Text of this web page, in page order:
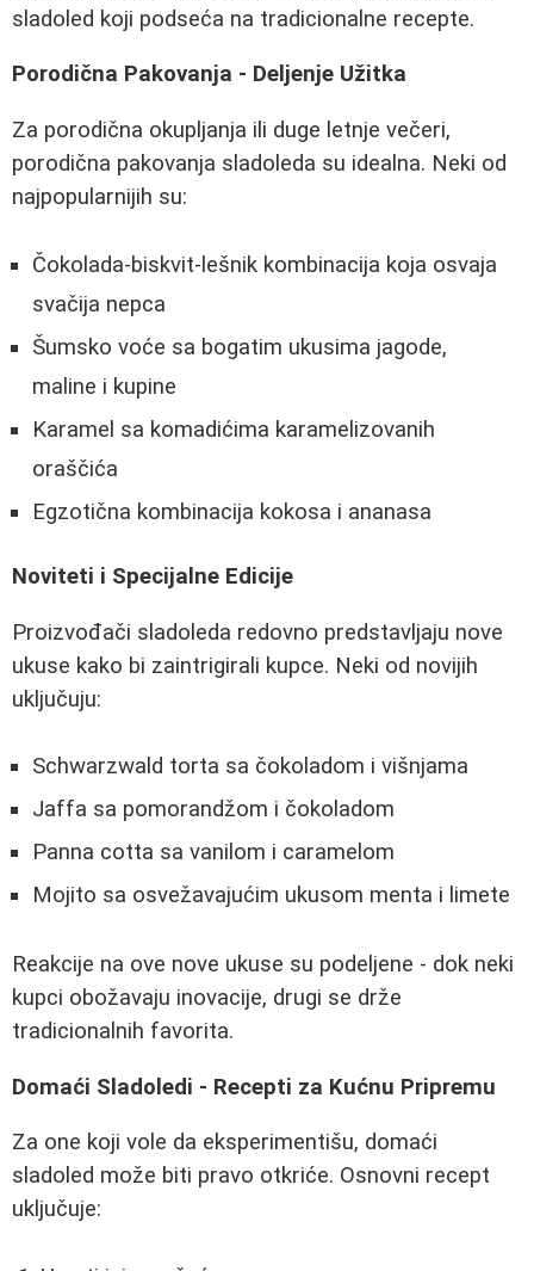
sladoled koji podseća na tradicionalne recepte.
Porodična Pakovanja - Deljenje Užitka
Za porodična okupljanja ili duge letnje večeri,
porodična pakovanja sladoleda su idealna. Neki od
najpopularnijih su:
Čokolada-biskvit-lešnik kombinacija koja osvaja
svačija nepca
Šumsko voće sa bogatim ukusima jagode,
maline i kupine
Karamel sa komadićima karamelizovanih
oraščića
Egzotična kombinacija kokosa i ananasa
Noviteti i Specijalne Edicije
Proizvođači sladoleda redovno predstavljaju nove
ukuse kako bi zaintrigirali kupce. Neki od novijih
uključuju:
Schwarzwald torta sa čokoladom i višnjama
Jaffa sa pomorandžom i čokoladom
Panna cotta sa vanilom i caramelom
Mojito sa osvežavajućim ukusom menta i limete
Reakcije na ove nove ukuse su podeljene - dok neki
kupci obožavaju inovacije, drugi se drže
tradicionalnih favorita.
Domaći Sladoledi - Recepti za Kućnu Pripremu
Za one koji vole da eksperimentišu, domaći
sladoled može biti pravo otkriće. Osnovni recept
uključuje: